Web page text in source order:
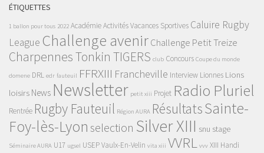
ÉTIQUETTES
1 ballon pour tous 2022 AcadémieActivités Vacances Sportives Caluire Rugby
League Challenge avenirChallenge Petit Treize
Charpennes Tonkin TIGERS club Concours Coupe du monde
domene DRL edr fauteuil FFRXIII Francheville Interview Lionnes Lions
loisirs News Newsletter petit xiii Projet Radio Pluriel
Rentrée Rugby Fauteuil Région AURA RésultatsSainte-
Foy-lès-Lyon selection Silver XIII snu stage
Séminaire AURA U17 ugsel USEPVaulx-En-Velin vita xiii VVRL vvv XIII Handi